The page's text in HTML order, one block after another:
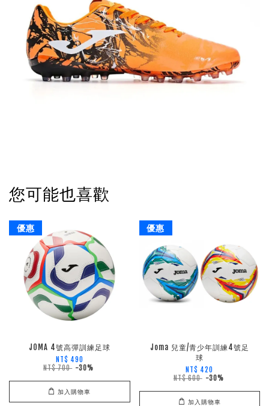
您可能也喜歡
優惠
JOMA 4號高彈訓練足球
NT$ 490
NT$ 700 -30%
加入購物車
優惠
Joma 兒童/青少年訓練4號足
球
NT$ 420
NT$ 600 -30%
加入購物車